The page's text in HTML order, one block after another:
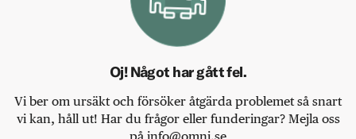
Oj! Något har gått fel.
Vi ber om ursäkt och försöker åtgärda problemet så snart
vi kan, håll ut! Har du frågor eller funderingar? Mejla oss